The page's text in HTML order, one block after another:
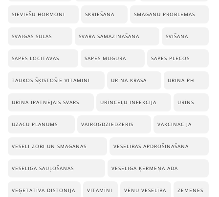
SIEVIEŠU HORMONI SKRIEŠANA SMAGANU PROBLĒMAS
SVAIGAS SULAS SVARA SAMAZINĀŠANA SVĪŠANA
SĀPES LOCĪTAVĀS SĀPES MUGURĀ SĀPES PLECOS
TAUKOS ŠĶISTOŠIE VITAMĪNI URĪNA KRĀSA URĪNA PH
URĪNA ĪPATNĒJAIS SVARS URĪNCEĻU INFEKCIJA URĪNS
UZACU PLĀNUMS VAIROGDZIEDZERIS VAKCINĀCIJA
VESELI ZOBI UN SMAGANAS VESELĪBAS APDROŠINĀŠANA
VESELĪGA SAUĻOŠANĀS VESELĪGA ĶERMEŅA ĀDA
VEĢETATĪVĀ DISTONIJA VITAMĪNI VĒNU VESELĪBA ZEMENES